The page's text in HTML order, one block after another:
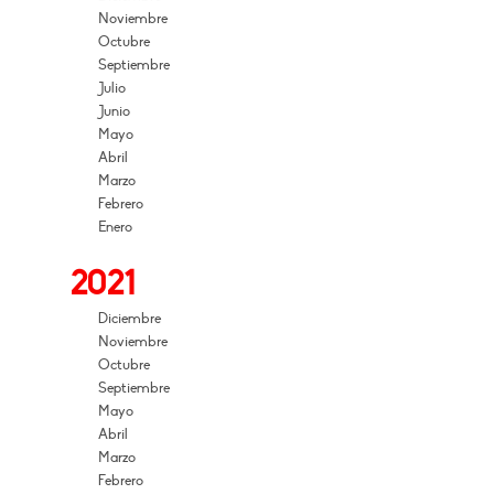
Noviembre
Octubre
Septiembre
Julio
Junio
Mayo
Abril
Marzo
Febrero
Enero
2021
Diciembre
Noviembre
Octubre
Septiembre
Mayo
Abril
Marzo
Febrero